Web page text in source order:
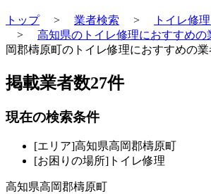
トップ> 業者検索 >
トイレ修
> 高知県のトイレ修理におすすめの
岡郡檮原町のトイレ修理におすすめの業
掲載業者数27件
現在の検索条件
[エリア]高知県高岡郡檮原町
[お困りの場所]トイレ修理
高知県高岡郡檮原町